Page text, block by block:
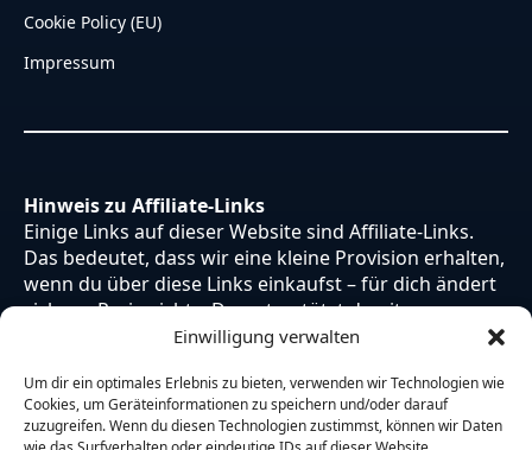
Einwilligung verwalten
Um dir ein optimales Erlebnis zu bieten, verwenden wir Technologien wie
Cookies, um Geräteinformationen zu speichern und/oder darauf
zuzugreifen. Wenn du diesen Technologien zustimmst, können wir Daten
Cookie Policy (EU)
Impressum
Hinweis zu Affiliate-Links
Einige Links auf dieser Website sind Affiliate-Links.
Das bedeutet, dass wir eine kleine Provision erhalten,
wenn du über diese Links einkaufst – für dich ändert
sich am Preis nichts. Du unterstützt damit unsere
Arbeit. Vielen Dank dafür!